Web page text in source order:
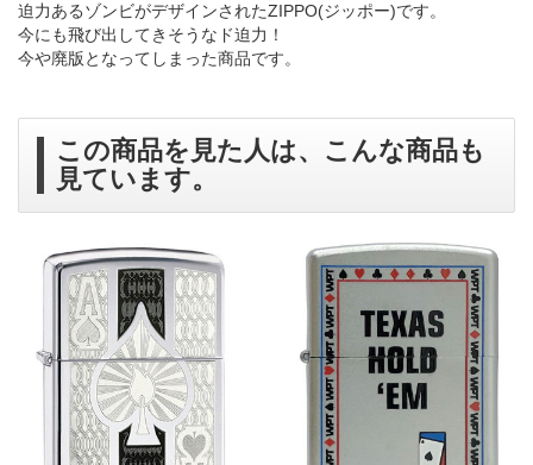
迫力あるゾンビがデザインされたZIPPO(ジッポー)です。
今にも飛び出してきそうなド迫力！
今や廃版となってしまった商品です。
この商品を見た人は、こんな商品も
見ています。